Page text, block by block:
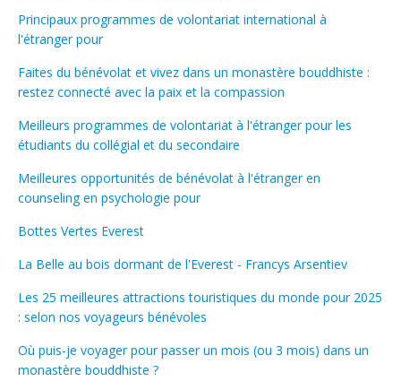
Principaux programmes de volontariat international à
l'étranger pour
Faites du bénévolat et vivez dans un monastère bouddhiste :
restez connecté avec la paix et la compassion
Meilleurs programmes de volontariat à l'étranger pour les
étudiants du collégial et du secondaire
Meilleures opportunités de bénévolat à l'étranger en
counseling en psychologie pour
Bottes Vertes Everest
La Belle au bois dormant de l'Everest - Francys Arsentiev
Les 25 meilleures attractions touristiques du monde pour 2025
: selon nos voyageurs bénévoles
Où puis-je voyager pour passer un mois (ou 3 mois) dans un
monastère bouddhiste ?